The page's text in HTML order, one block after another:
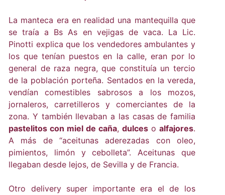
La manteca era en realidad una mantequilla que
se traía a Bs As en vejigas de vaca. La Lic.
Pinotti explica que los vendedores ambulantes y
los que tenían puestos en la calle, eran por lo
general de raza negra, que constituía un tercio
de la población porteña. Sentados en la vereda,
vendían comestibles sabrosos a los mozos,
jornaleros, carretilleros y comerciantes de la
zona. Y también llevaban a las casas de familia
pastelitos con miel de caña, dulces o alfajores.
A más de “aceitunas aderezadas con oleo,
pimientos, limón y cebolleta”. Aceitunas que
llegaban desde lejos, de Sevilla y de Francia.
Otro delivery super importante era el de los